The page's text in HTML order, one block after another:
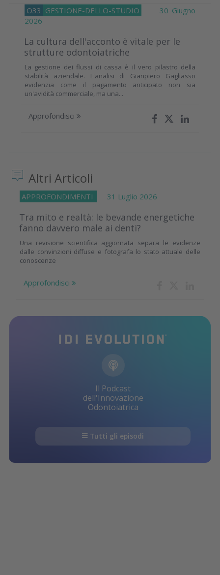
O33 GESTIONE-DELLO-STUDIO
30 Giugno
2026
La cultura dell'acconto è vitale per le
strutture odontoiatriche
La gestione dei flussi di cassa è il vero pilastro della
stabilità aziendale. L'analisi di Gianpiero Gagliasso
evidenzia come il pagamento anticipato non sia
un'avidità commerciale, ma una...
Approfondisci
Altri Articoli
APPROFONDIMENTI 31 Luglio 2026
Tra mito e realtà: le bevande energetiche
fanno davvero male ai denti?
Una revisione scientifica aggiornata separa le evidenze
dalle convinzioni diffuse e fotografa lo stato attuale delle
conoscenze
Approfondisci
Il Podcast
dell'Innovazione
Odontoiatrica
Tutti gli episodi